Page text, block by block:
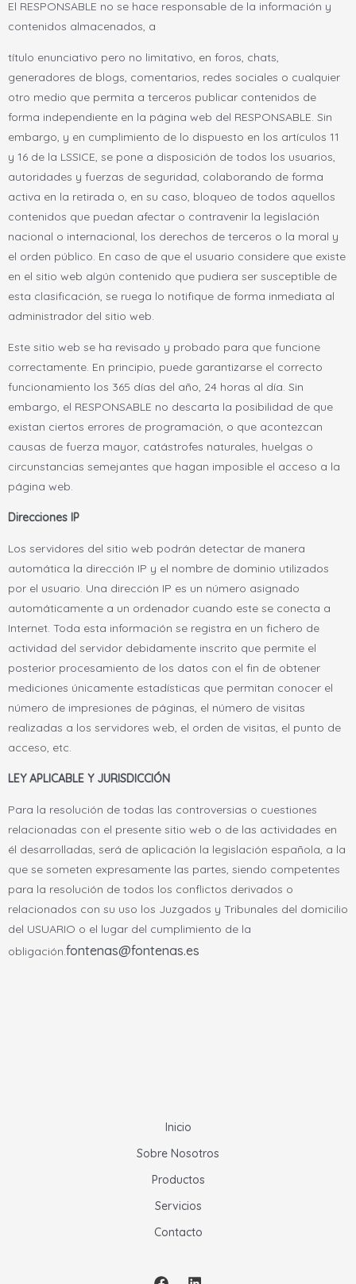
El RESPONSABLE no se hace responsable de la información y
contenidos almacenados, a
título enunciativo pero no limitativo, en foros, chats,
generadores de blogs, comentarios, redes sociales o cualquier
otro medio que permita a terceros publicar contenidos de
forma independiente en la página web del RESPONSABLE. Sin
embargo, y en cumplimiento de lo dispuesto en los artículos 11
y 16 de la LSSICE, se pone a disposición de todos los usuarios,
autoridades y fuerzas de seguridad, colaborando de forma
activa en la retirada o, en su caso, bloqueo de todos aquellos
contenidos que puedan afectar o contravenir la legislación
nacional o internacional, los derechos de terceros o la moral y
el orden público. En caso de que el usuario considere que existe
en el sitio web algún contenido que pudiera ser susceptible de
esta clasificación, se ruega lo notifique de forma inmediata al
administrador del sitio web.
Este sitio web se ha revisado y probado para que funcione
correctamente. En principio, puede garantizarse el correcto
funcionamiento los 365 días del año, 24 horas al día. Sin
embargo, el RESPONSABLE no descarta la posibilidad de que
existan ciertos errores de programación, o que acontezcan
causas de fuerza mayor, catástrofes naturales, huelgas o
circunstancias semejantes que hagan imposible el acceso a la
página web.
Direcciones IP
Los servidores del sitio web podrán detectar de manera
automática la dirección IP y el nombre de dominio utilizados
por el usuario. Una dirección IP es un número asignado
automáticamente a un ordenador cuando este se conecta a
Internet. Toda esta información se registra en un fichero de
actividad del servidor debidamente inscrito que permite el
posterior procesamiento de los datos con el fin de obtener
mediciones únicamente estadísticas que permitan conocer el
número de impresiones de páginas, el número de visitas
realizadas a los servidores web, el orden de visitas, el punto de
acceso, etc.
LEY APLICABLE Y JURISDICCIÓN
Para la resolución de todas las controversias o cuestiones
relacionadas con el presente sitio web o de las actividades en
él desarrolladas, será de aplicación la legislación española, a la
que se someten expresamente las partes, siendo competentes
para la resolución de todos los conflictos derivados o
relacionados con su uso los Juzgados y Tribunales del domicilio
del USUARIO o el lugar del cumplimiento de la
obligación.fontenas@fontenas.es
Inicio
Sobre Nosotros
Productos
Servicios
Contacto